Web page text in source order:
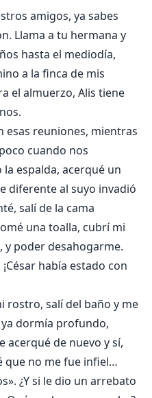
amigos, ya sabes
Llama a tu hermana y
hasta el mediodía,
a la finca de mis
el almuerzo, Alis tiene
esas reuniones, mientras
cuando nos
espalda, acerqué un
diferente al suyo invadió
salí de la cama
una toalla, cubrí mi
y poder desahogarme.
había estado con
rostro, salí del baño y me
dormía profundo,
acerqué de nuevo y sí,
que no me fue infiel…
¿Y si le dio un arrebato